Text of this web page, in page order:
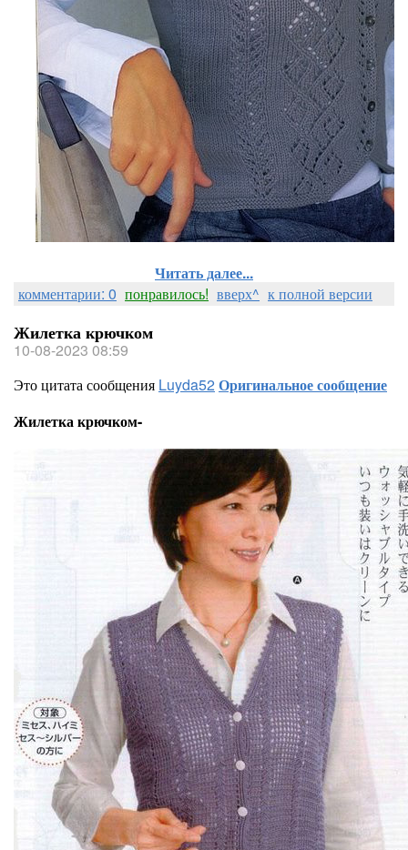
Читать далее...
комментарии: 0 понравилось! вверх^ к полной версии
Жилетка крючком
10-08-2023 08:59
Это цитата сообщения Luyda52Оригинальное сообщение
Жилетка крючком-